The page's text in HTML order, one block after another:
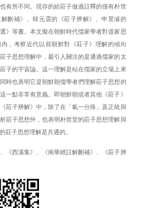
有所不同。現存的給莊子做過註釋的僅有朴世
刪補》、韓元震的《莊子辨解》、申景濬的
選》等書。本文擬在朝鮮時代儒家學者對道家思
，考察近代以前朝鮮對《莊子》理解的傾向
子思想理解中，最引人關注的是通過儒家的太
子的宇宙論。這一理解是站在儒家的立場上來
時也表明它是朝鮮朝儒學者們理解莊子思想的
一點非常有意義。即朝鮮朝或者其他《莊子》
莊子辨解》中，除了在「氣一分殊」及正統與
莊子思想外，也表明朴世堂的莊子思想理解與
莊子思想理解是共通的。
《西溪集》、《南華經註解刪補》、《莊子辨